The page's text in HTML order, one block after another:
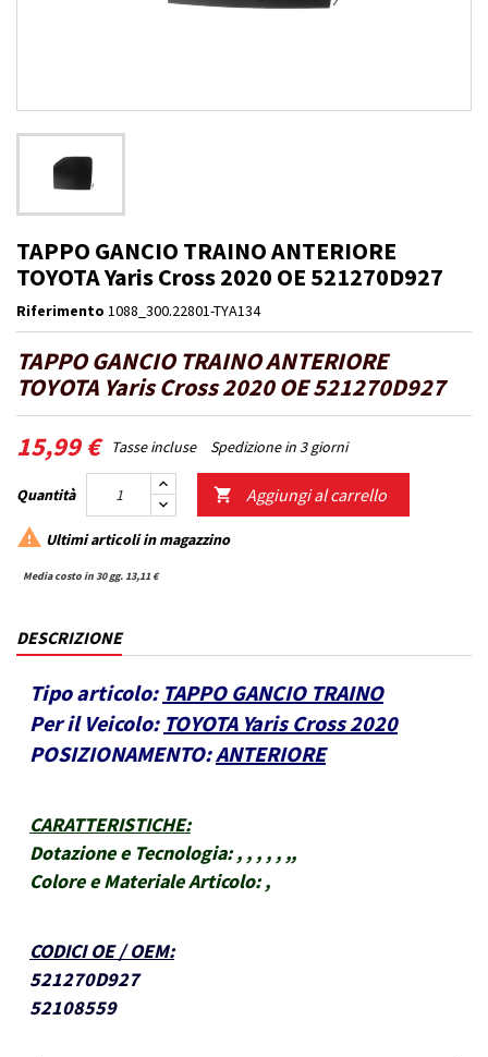
TAPPO GANCIO TRAINO ANTERIORE
TOYOTA Yaris Cross 2020 OE 521270D927
Riferimento 1088_300.22801-TYA134
TAPPO GANCIO TRAINO ANTERIORE
TOYOTA Yaris Cross 2020 OE 521270D927
15,99 € Tasse incluse Spedizione in 3 giorni
Quantità  Aggiungi al carrello
 Ultimi articoli in magazzino
Media costo in 30 gg. 13,11 €
DESCRIZIONE
Tipo articolo: TAPPO GANCIO TRAINO
Per il Veicolo: TOYOTA Yaris Cross 2020
POSIZIONAMENTO:ANTERIORE
CARATTERISTICHE:
Dotazione e Tecnologia: , , , , , ,,
Colore e Materiale Articolo: ,
CODICI OE / OEM:
521270D927
52108559